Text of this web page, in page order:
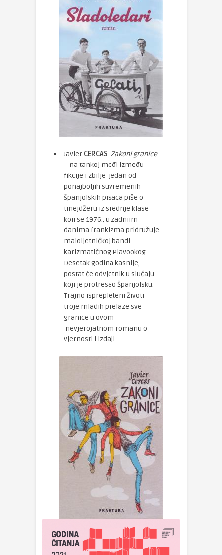
Javier CERCAS: Zakoni granice
– na tankoj međi između
fikcije i zbilje jedan od
ponajboljih suvremenih
španjolskih pisaca piše o
tinejdžeru iz srednje klase
koji se 1976., u zadnjim
danima frankizma pridružuje
maloljetničkoj bandi
karizmatičnog Plavookog.
Desetak godina kasnije,
postat će odvjetnik u slučaju
koji je protresao Španjolsku.
Trajno isprepleteni životi
troje mladih prelaze sve
granice u ovom
nevjerojatnom romanu o
vjernosti i izdaji.